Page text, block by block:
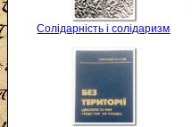
Солідарність і солідаризм